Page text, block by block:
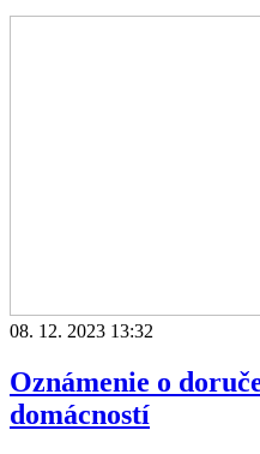
08. 12. 2023 13:32
Oznámenie o
domácností